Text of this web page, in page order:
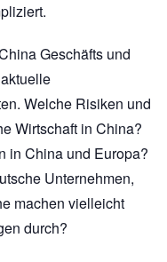
Geschäfts und
Welche Risiken und
Wirtschaft in China?
in China und Europa?
Unternehmen,
machen vielleicht
durch?